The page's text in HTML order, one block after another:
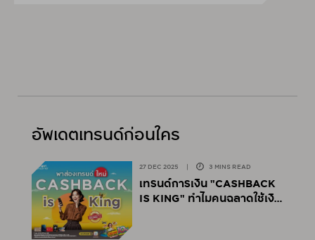
อัพเดตเทรนด์ก่อนใคร
27 DEC 2025 | 3 MINS READ
เทรนด์การเงิน "CASHBACK
IS KING" ทำไมคนฉลาดใช้เงิน